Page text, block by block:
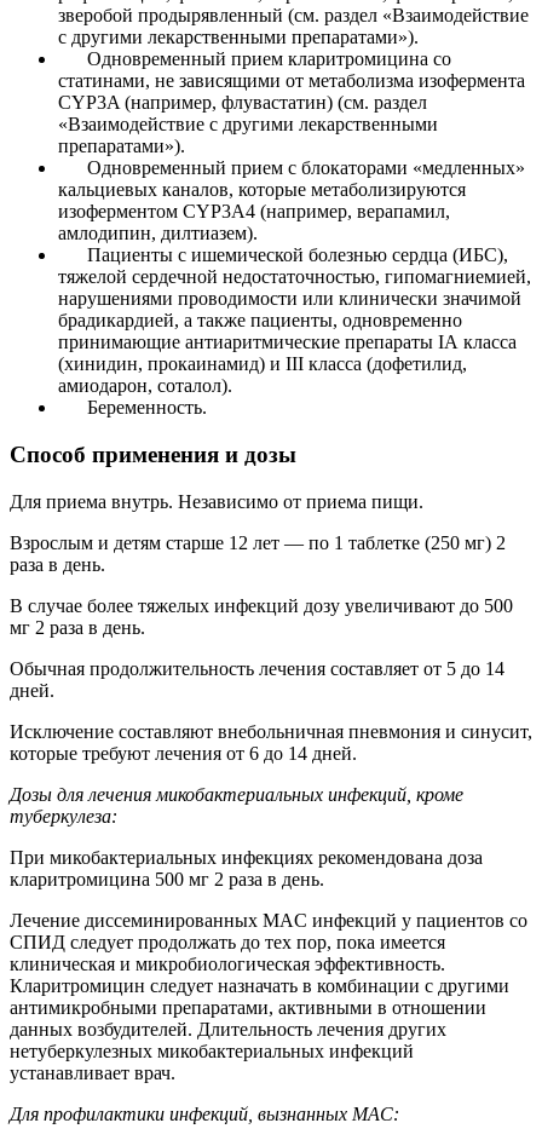
зверобой продырявленный (см. раздел «Взаимодействие
с другими лекарственными препаратами»).
Одновременный прием кларитромицина со
статинами, не зависящими от метаболизма изофермента
CYP3A (например, флувастатин) (см. раздел
«Взаимодействие с другими лекарственными
препаратами»).
Одновременный прием с блокаторами «медленных»
кальциевых каналов, которые метаболизируются
изоферментом CYP3A4 (например, верапамил,
амлодипин, дилтиазем).
Пациенты с ишемической болезнью сердца (ИБС),
тяжелой сердечной недостаточностью, гипомагниемией,
нарушениями проводимости или клинически значимой
брадикардией, а также пациенты, одновременно
принимающие антиаритмические препараты IА класса
(хинидин, прокаинамид) и III класса (дофетилид,
амиодарон, соталол).
Беременность.
Способ применения и дозы
Для приема внутрь. Независимо от приема пищи.
Взрослым и детям старше 12 лет — по 1 таблетке (250 мг) 2
раза в день.
В случае более тяжелых инфекций дозу увеличивают до 500
мг 2 раза в день.
Обычная продолжительность лечения составляет от 5 до 14
дней.
Исключение составляют внебольничная пневмония и синусит,
которые требуют лечения от 6 до 14 дней.
Дозы для лечения микобактериальных инфекций, кроме
туберкулеза:
При микобактериальных инфекциях рекомендована доза
кларитромицина 500 мг 2 раза в день.
Лечение диссеминированных MAC инфекций у пациентов со
СПИД следует продолжать до тех пор, пока имеется
клиническая и микробиологическая эффективность.
Кларитромицин следует назначать в комбинации с другими
антимикробными препаратами, активными в отношении
данных возбудителей. Длительность лечения других
нетуберкулезных микобактериальных инфекций
устанавливает врач.
Для профилактики инфекций, вызнанных MAC: